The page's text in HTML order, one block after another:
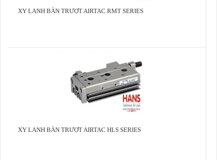
XY LANH BÀN TRƯỢT AIRTAC RMT SERIES
XY LANH BÀN TRƯỢT AIRTAC HLS SERIES